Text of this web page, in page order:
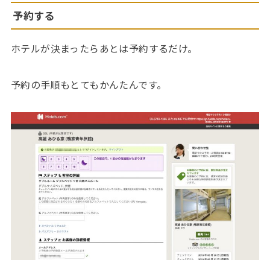
予約する
ホテルが決まったらあとは予約するだけ。
予約の手順もとてもかんたんです。